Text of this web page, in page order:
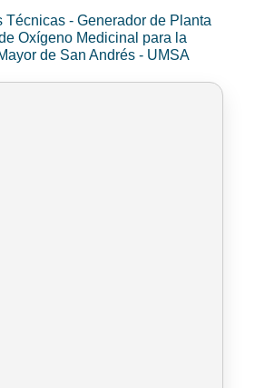
Técnicas - Generador de Planta
Oxígeno Medicinal para la
de San Andrés - UMSA